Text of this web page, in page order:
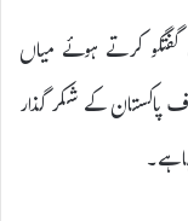
کرتے ہوئے میاں
پاکستان کے شکر گذار
ہے۔